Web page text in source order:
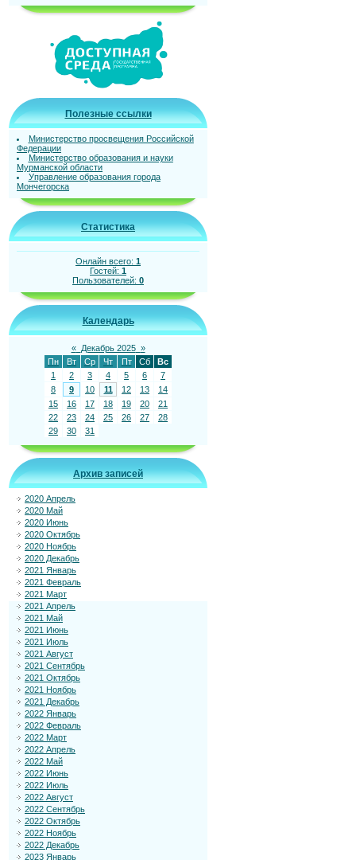
Полезные ссылки
Министерство просвещения Российской
Федерации
Министерство образования и науки
Мурманской области
Управление образования города
Мончегорска
Статистика
Онлайн всего: 1
Гостей: 1
Пользователей: 0
Календарь
« Декабрь 2025 »
Пн
Вт Ср Чт Пт Сб
Вс
1
2 3 4 5 6
7
8
9 10 11 12 13
14
15
16 17 18 19 20
21
22
23 24 25 26 27
28
29
30 31
Архив записей
2020 Апрель
2020 Май
2020 Июнь
2020 Октябрь
2020 Ноябрь
2020 Декабрь
2021 Январь
2021 Февраль
2021 Март
2021 Апрель
2021 Май
2021 Июнь
2021 Июль
2021 Август
2021 Сентябрь
2021 Октябрь
2021 Ноябрь
2021 Декабрь
2022 Январь
2022 Февраль
2022 Март
2022 Апрель
2022 Май
2022 Июнь
2022 Июль
2022 Август
2022 Сентябрь
2022 Октябрь
2022 Ноябрь
2022 Декабрь
2023 Январь